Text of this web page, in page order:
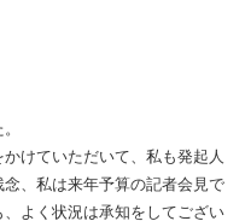
けていただいて、私も発起人
、私は来年予算の記者会見で
よく状況は承知をしてござい